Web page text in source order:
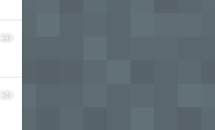
33
34